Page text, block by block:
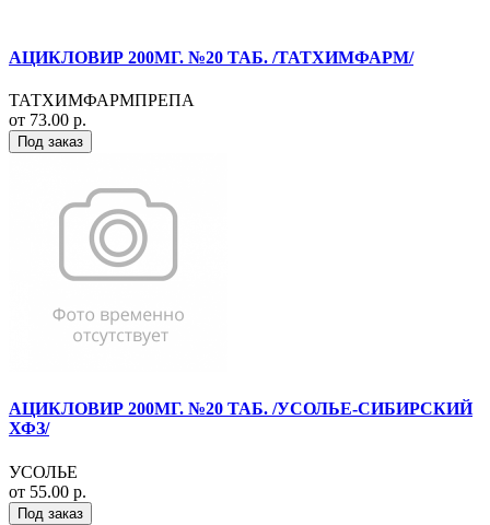
АЦИКЛОВИР 200МГ. №20 ТАБ. /ТАТХИМФАРМ/
ТАТХИМФАРМПРЕПА
от 73.00 р.
Под заказ
АЦИКЛОВИР 200МГ. №20 ТАБ. /УСОЛЬЕ-СИБИРСКИЙ
ХФЗ/
УСОЛЬЕ
от 55.00 р.
Под заказ